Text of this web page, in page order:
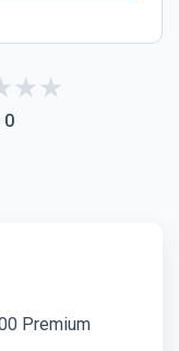
0